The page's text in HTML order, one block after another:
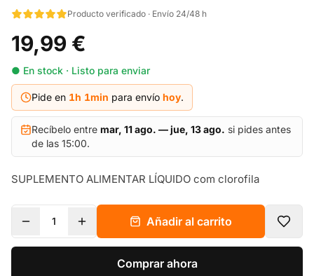
Producto verificado · Envío 24/48 h
19,99 €
● En stock · Listo para enviar
Pide en 1h 1min para envío hoy.
Recíbelo entre mar, 11 ago. — jue, 13 ago. si pides antes
de las 15:00.
SUPLEMENTO ALIMENTAR LÍQUIDO com clorofila
1 Añadir al carrito
Comprar ahora